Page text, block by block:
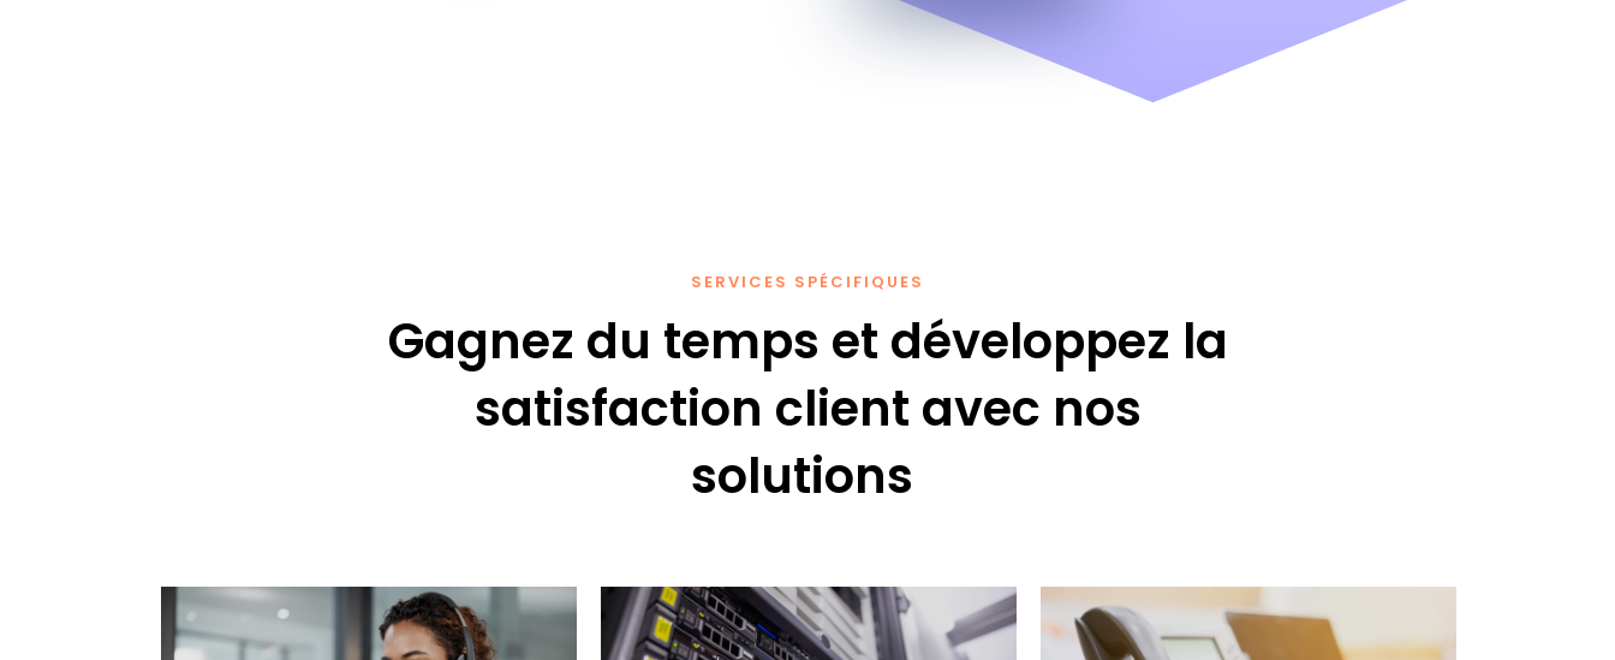
SERVICES SPÉCIFIQUES
Gagnez du temps et développez la
satisfaction client avec nos
solutions